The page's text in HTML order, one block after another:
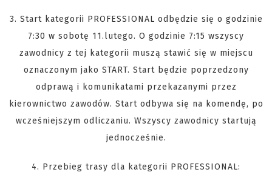
3. Start kategorii PROFESSIONAL odbędzie się o godzinie
7:30 w sobotę 11.lutego. O godzinie 7:15 wszyscy
zawodnicy z tej kategorii muszą stawić się w miejscu
oznaczonym jako START. Start będzie poprzedzony
odprawą i komunikatami przekazanymi przez
kierownictwo zawodów. Start odbywa się na komendę, po
wcześniejszym odliczaniu. Wszyscy zawodnicy startują
jednocześnie.
4. Przebieg trasy dla kategorii PROFESSIONAL: